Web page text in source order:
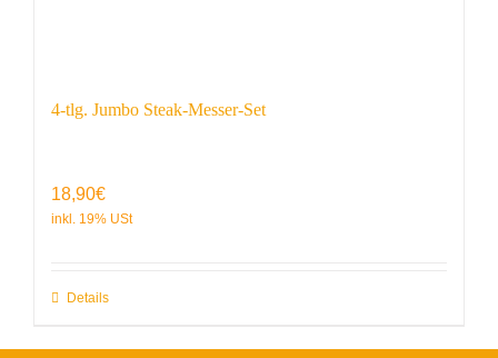
4-tlg. Jumbo Steak-Messer-Set
18,90€
Details